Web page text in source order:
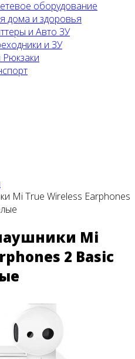
оборудование
дома и здоровья
и Авто ЗУ
и ЗУ
Mi True Wireless Earphones
Mi
2 Basic